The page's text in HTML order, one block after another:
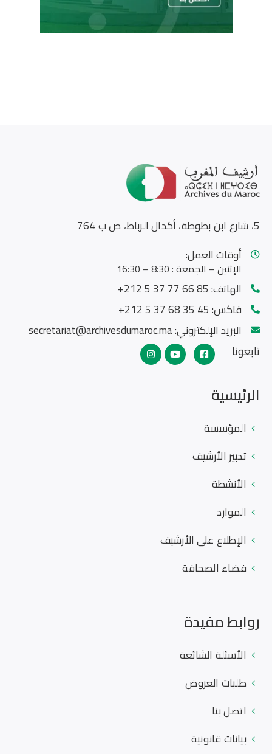
5، شارع ابن بطوطة، أكدال الرباط، ص ب 764
أوقات العمل:
الإثنين – الجمعة : 8:30 – 16:30
الهاتف:85 66 77 37 5 212+
فاكس:45 35 68 37 5 212+
البريد الإلكتروني:secretariat@archivesdumaroc.ma
تابعونا
الرئيسية
المؤسسة
تدبير الأرشيف
الأنشطة
الموارد
الإطلاع على الأرشيف
فضاء الصحافة
روابط مفيدة
الأسئلة الشائعة
طلبات العروض
اتصل بنا
بيانات قانونية